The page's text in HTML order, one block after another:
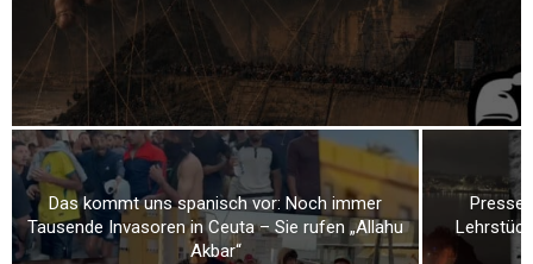
Das kommt uns spanisch vor: Noch immer
Tausende Invasoren in Ceuta – Sie rufen „Allahu
Akbar“